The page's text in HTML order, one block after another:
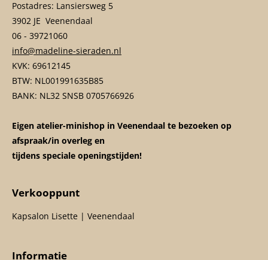
Postadres: Lansiersweg 5
3902 JE Veenendaal
06 - 39721060
info@madeline-sieraden.nl
KVK: 69612145
BTW: NL001991635B85
BANK: NL32 SNSB 0705766926
Eigen atelier-minishop in Veenendaal te bezoeken op
afspraak/in overleg en
tijdens speciale openingstijden!
Verkooppunt
Kapsalon Lisette | Veenendaal
Informatie